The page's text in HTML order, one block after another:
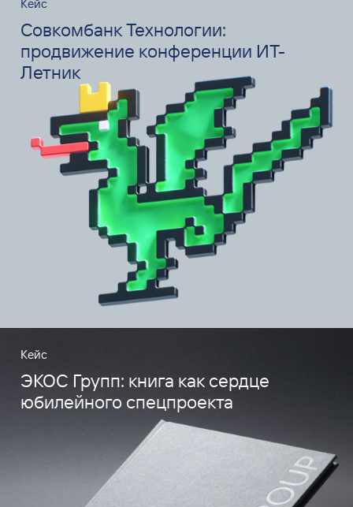
Кейс
Совкомбанк Технологии:
продвижение конференции ИТ-
Летник
Кейс
ЭКОС Групп: книга как сердце
юбилейного спецпроекта